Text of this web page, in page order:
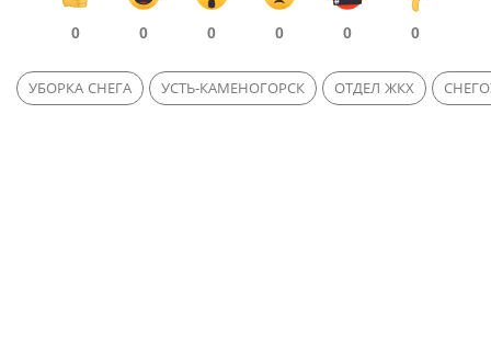
0 0 0 0 0 0
УБОРКА СНЕГА УСТЬ-КАМЕНОГОРСК ОТДЕЛ ЖКХ